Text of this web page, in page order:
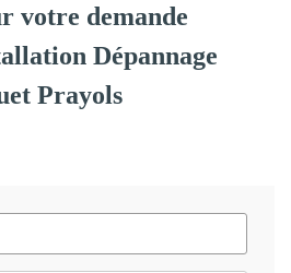
votre demande
Dépannage
Prayols